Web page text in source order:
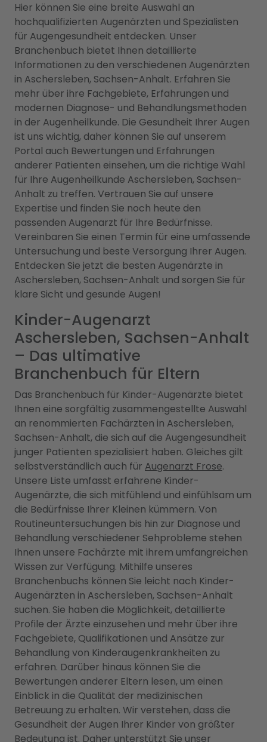
Hier können Sie eine breite Auswahl an
hochqualifizierten Augenärzten und Spezialisten
für Augengesundheit entdecken. Unser
Branchenbuch bietet Ihnen detaillierte
Informationen zu den verschiedenen Augenärzten
in Aschersleben, Sachsen-Anhalt. Erfahren Sie
mehr über ihre Fachgebiete, Erfahrungen und
modernen Diagnose- und Behandlungsmethoden
in der Augenheilkunde. Die Gesundheit Ihrer Augen
ist uns wichtig, daher können Sie auf unserem
Portal auch Bewertungen und Erfahrungen
anderer Patienten einsehen, um die richtige Wahl
für Ihre Augenheilkunde Aschersleben, Sachsen-
Anhalt zu treffen. Vertrauen Sie auf unsere
Expertise und finden Sie noch heute den
passenden Augenarzt für Ihre Bedürfnisse.
Vereinbaren Sie einen Termin für eine umfassende
Untersuchung und beste Versorgung Ihrer Augen.
Entdecken Sie jetzt die besten Augenärzte in
Aschersleben, Sachsen-Anhalt und sorgen Sie für
klare Sicht und gesunde Augen!
Kinder-Augenarzt
Aschersleben, Sachsen-Anhalt
– Das ultimative
Branchenbuch für Eltern
Das Branchenbuch für Kinder-Augenärzte bietet
Ihnen eine sorgfältig zusammengestellte Auswahl
an renommierten Fachärzten in Aschersleben,
Sachsen-Anhalt, die sich auf die Augengesundheit
junger Patienten spezialisiert haben. Gleiches gilt
selbstverständlich auch für Augenarzt Frose.
Unsere Liste umfasst erfahrene Kinder-
Augenärzte, die sich mitfühlend und einfühlsam um
die Bedürfnisse Ihrer Kleinen kümmern. Von
Routineuntersuchungen bis hin zur Diagnose und
Behandlung verschiedener Sehprobleme stehen
Ihnen unsere Fachärzte mit ihrem umfangreichen
Wissen zur Verfügung. Mithilfe unseres
Branchenbuchs können Sie leicht nach Kinder-
Augenärzten in Aschersleben, Sachsen-Anhalt
suchen. Sie haben die Möglichkeit, detaillierte
Profile der Ärzte einzusehen und mehr über ihre
Fachgebiete, Qualifikationen und Ansätze zur
Behandlung von Kinderaugenkrankheiten zu
erfahren. Darüber hinaus können Sie die
Bewertungen anderer Eltern lesen, um einen
Einblick in die Qualität der medizinischen
Betreuung zu erhalten. Wir verstehen, dass die
Gesundheit der Augen Ihrer Kinder von größter
Bedeutung ist. Daher unterstützt Sie unser